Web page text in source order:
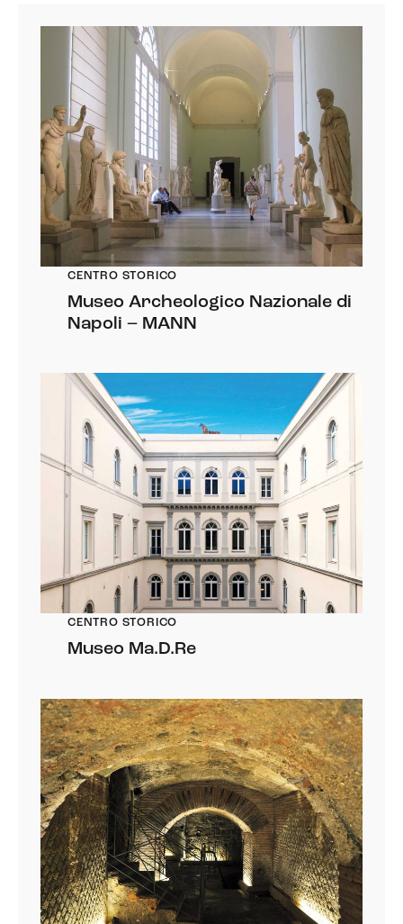
CENTRO STORICO
Museo Archeologico Nazionale di
Napoli – MANN
CENTRO STORICO
Museo Ma.D.Re